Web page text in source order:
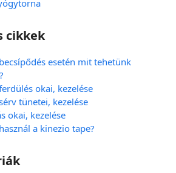
cikkek
esetén mit tehetünk
okai, kezelése
tünetei, kezelése
okai, kezelése
a kinezio tape?